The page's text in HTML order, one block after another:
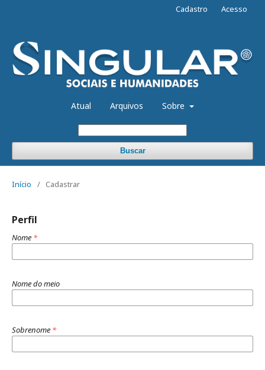
Atual Arquivos Sobre
Buscar
Cadastro Acesso
Início / Cadastrar
Perfil
Nome *
Nome do meio
Sobrenome *